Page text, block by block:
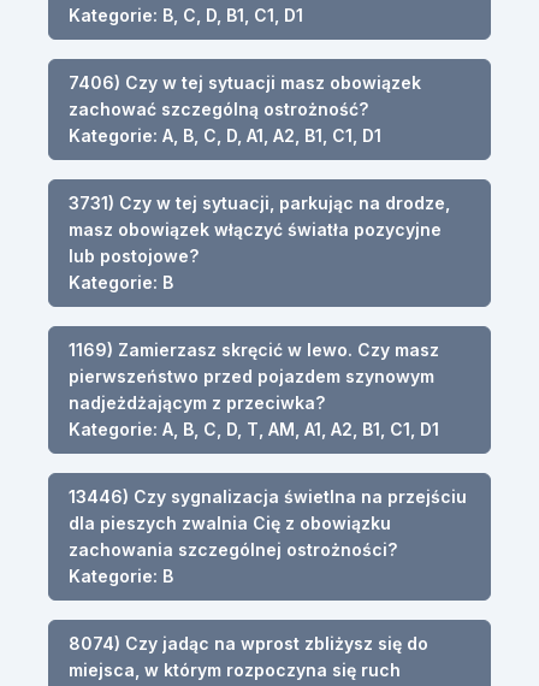
Kategorie: B, C, D, B1, C1, D1
7406) Czy w tej sytuacji masz obowiązek
zachować szczególną ostrożność?
Kategorie: A, B, C, D, A1, A2, B1, C1, D1
3731) Czy w tej sytuacji, parkując na drodze,
masz obowiązek włączyć światła pozycyjne
lub postojowe?
Kategorie: B
1169) Zamierzasz skręcić w lewo. Czy masz
pierwszeństwo przed pojazdem szynowym
nadjeżdżającym z przeciwka?
Kategorie: A, B, C, D, T, AM, A1, A2, B1, C1, D1
13446) Czy sygnalizacja świetlna na przejściu
dla pieszych zwalnia Cię z obowiązku
zachowania szczególnej ostrożności?
Kategorie: B
8074) Czy jadąc na wprost zbliżysz się do
miejsca, w którym rozpoczyna się ruch